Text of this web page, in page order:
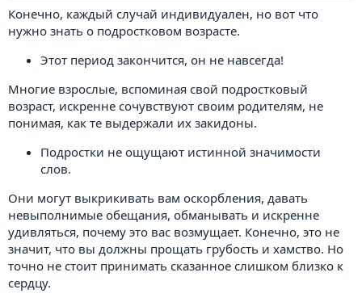
Конечно, каждый случай индивидуален, но вот что
нужно знать о подростковом возрасте.
Этот период закончится, он не навсегда!
Многие взрослые, вспоминая свой подростковый
возраст, искренне сочувствуют своим родителям, не
понимая, как те выдержали их закидоны.
Подростки не ощущают истинной значимости
слов.
Они могут выкрикивать вам оскорбления, давать
невыполнимые обещания, обманывать и искренне
удивляться, почему это вас возмущает. Конечно, это не
значит, что вы должны прощать грубость и хамство. Но
точно не стоит принимать сказанное слишком близко к
сердцу.